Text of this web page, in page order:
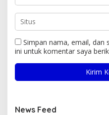
Simpan nama, email, dan
ini untuk komentar saya
News Feed